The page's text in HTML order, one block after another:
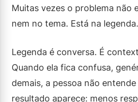
Muitas vezes o problema não
nem no tema. Está na legenda.
Legenda é conversa. É
Quando ela fica confusa,
demais, a pessoa não
resultado aparece: menos